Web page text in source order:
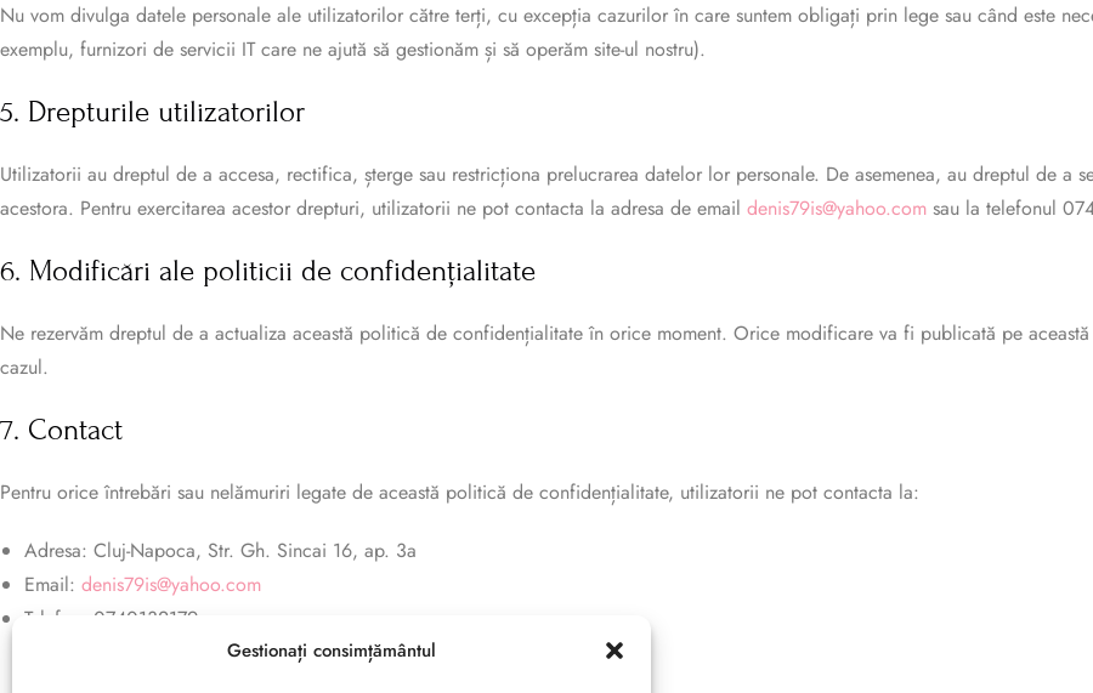
Gestionați consimțământul
Nu vom divulga datele personale ale utilizatorilor către terți, cu excepția cazurilor în care suntem obligați prin lege sau când este
exemplu, furnizori de servicii IT care ne ajută să gestionăm și să operăm site-ul nostru).
5. Drepturile utilizatorilor
Utilizatorii au dreptul de a accesa, rectifica, șterge sau restricționa prelucrarea datelor lor personale. De asemenea, au dreptul de a
acestora. Pentru exercitarea acestor drepturi, utilizatorii ne pot contacta la adresa de email denis79is@yahoo.com sau la telefonul
6. Modificări ale politicii de confidențialitate
Ne rezervăm dreptul de a actualiza această politică de confidențialitate în orice moment. Orice modificare va fi publicată pe
cazul.
7. Contact
Pentru orice întrebări sau nelămuriri legate de această politică de confidențialitate, utilizatorii ne pot contacta la:
Adresa: Cluj-Napoca, Str. Gh. Sincai 16, ap. 3a
Email: denis79is@yahoo.com
Telefon: 0740132179